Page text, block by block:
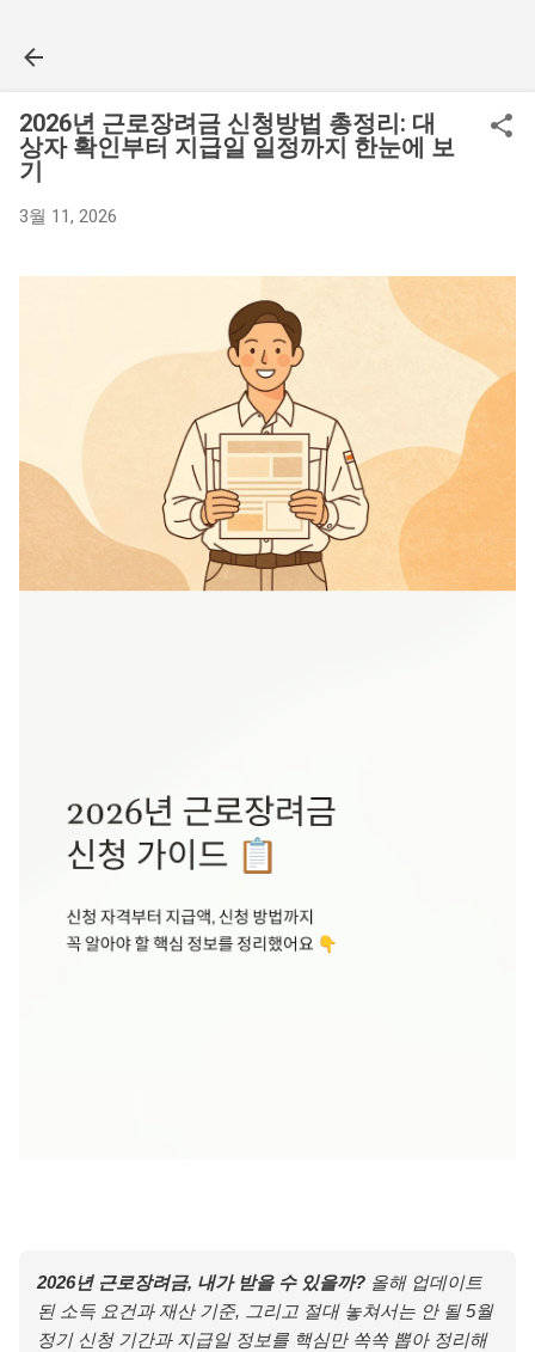
2026년 근로장려금 신청방법 총정리: 대
상자 확인부터 지급일 일정까지 한눈에 보
기
3월 11, 2026
2026년 근로장려금, 내가 받을 수 있을까? 올해 업데이트
된 소득 요건과 재산 기준, 그리고 절대 놓쳐서는 안 될 5월
정기 신청 기간과 지급일 정보를 핵심만 쏙쏙 뽑아 정리해